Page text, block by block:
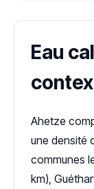
Eau
Ahetze
une densité
communes
km),